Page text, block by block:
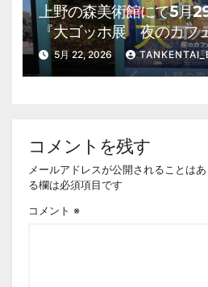
上野の森美術館にて5月
『大ゴッホ展 夜のカフ
催。 上野公園 美術館
報他
5月 22, 2026
コメントを残す
メールアドレスが公開されることはあ
る欄は必須項目です
コメント ※